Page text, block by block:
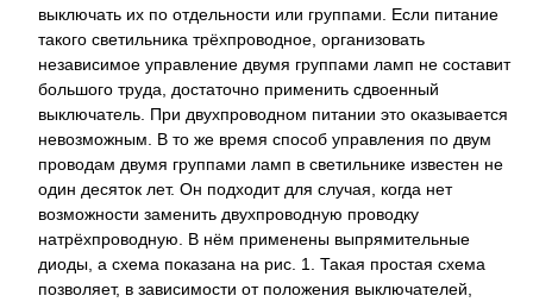
выключать их по отдельности или группами. Если питание
такого светильника трёхпроводное, организовать
независимое управление двумя группами ламп не составит
большого труда, достаточно применить сдвоенный
выключатель. При двухпроводном питании это оказывается
невозможным. В то же время способ управления по двум
проводам двумя группами ламп в светильнике известен не
один десяток лет. Он подходит для случая, когда нет
возможности заменить двухпроводную проводку
натрёхпроводную. В нём применены выпрямительные
диоды, а схема показана на рис. 1. Такая простая схема
позволяет, в зависимости от положения выключателей,